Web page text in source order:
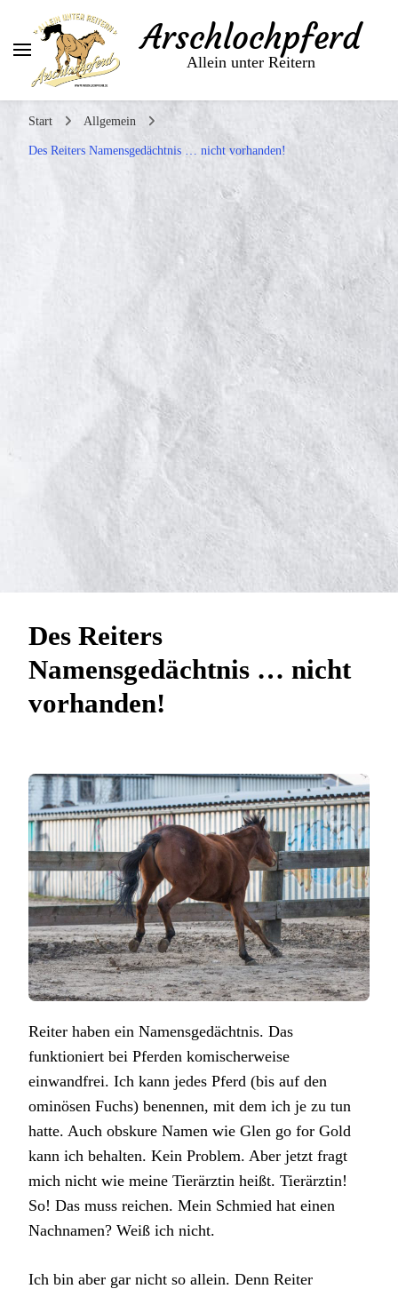
Arschlochpferd
Allein unter Reitern
Start Allgemein
Des Reiters Namensgedächtnis … nicht vorhanden!
Des Reiters
Namensgedächtnis … nicht
vorhanden!
Reiter haben ein Namensgedächtnis. Das
funktioniert bei Pferden komischerweise
einwandfrei. Ich kann jedes Pferd (bis auf den
ominösen Fuchs) benennen, mit dem ich je zu tun
hatte. Auch obskure Namen wie Glen go for Gold
kann ich behalten. Kein Problem. Aber jetzt fragt
mich nicht wie meine Tierärztin heißt. Tierärztin!
So! Das muss reichen. Mein Schmied hat einen
Nachnamen? Weiß ich nicht.
Ich bin aber gar nicht so allein. Denn Reiter